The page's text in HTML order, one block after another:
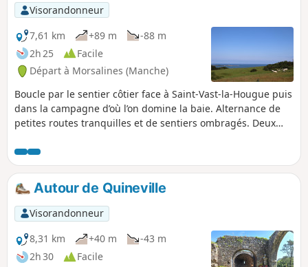
Visorandonneur
7,61 km
+89 m
-88 m
2h 25
Facile
Départ à Morsalines (Manche)
Boucle par le sentier côtier face à Saint-Vast-la-Hougue puis
dans la campagne d’où l’on domine la baie. Alternance de
petites routes tranquilles et de sentiers ombragés. Deux
nous font remonter aux périodes où la baie était le lieu de
conflits navals.
Autour de Quineville
Visorandonneur
8,31 km
+40 m
-43 m
2h 30
Facile